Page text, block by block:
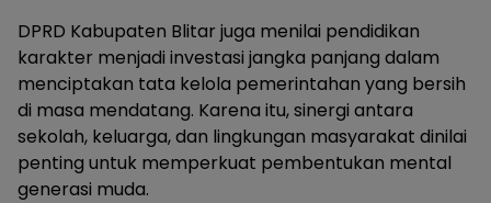
DPRD Kabupaten Blitar juga menilai pendidikan
karakter menjadi investasi jangka panjang dalam
menciptakan tata kelola pemerintahan yang bersih
di masa mendatang. Karena itu, sinergi antara
sekolah, keluarga, dan lingkungan masyarakat dinilai
penting untuk memperkuat pembentukan mental
generasi muda.